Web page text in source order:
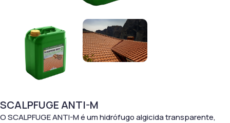
SCALPFUGE ANTI-M
O SCALPFUGE ANTI-M é um hidrófugo algicida transparente,